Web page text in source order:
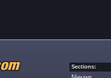
Sections: